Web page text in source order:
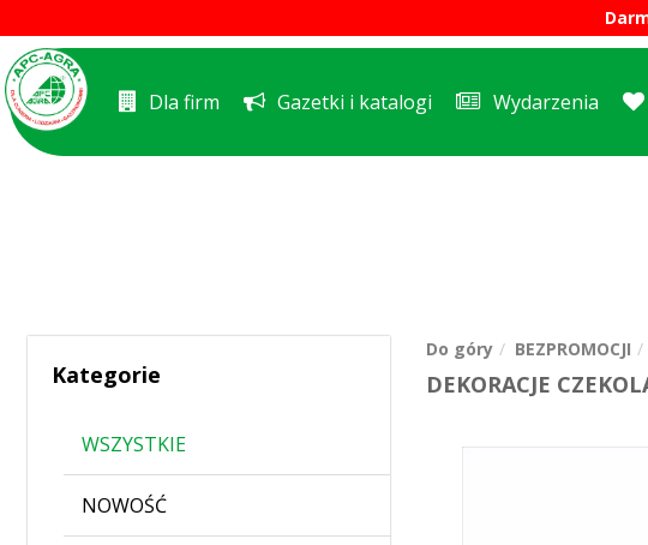
Dla firm Gazetki i katalogi Wydarzenia
Kategorie
WSZYSTKIE
NOWOŚĆ
Do góry BEZPROMOCJI
DEKORACJE